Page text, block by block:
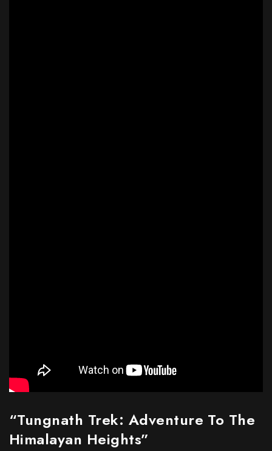
“Tungnath Trek: Adventure To The
Himalayan Heights”